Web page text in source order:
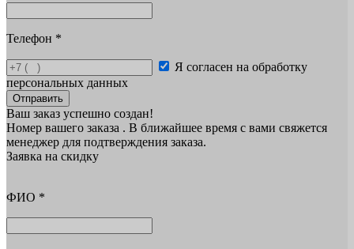
Телефон *
Я согласен на обработку
персональных данных
Отправить
Ваш заказ успешно создан!
Номер вашего заказа . В ближайшее время с вами свяжется
менеджер для подтверждения заказа.
Заявка на скидку
ФИО *